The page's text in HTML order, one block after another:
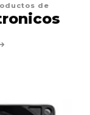
de